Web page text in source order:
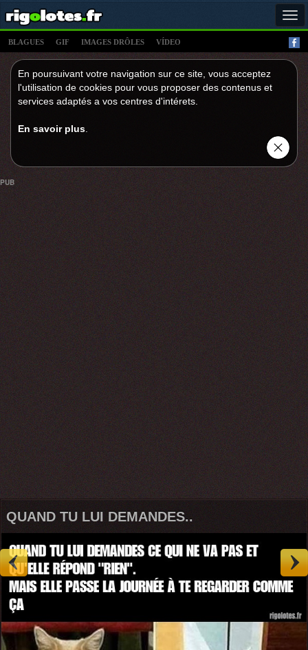
BLAGUES GIF IMAGES DRÔLES VÍDEO
En poursuivant votre navigation sur ce site, vous acceptez
l'utilisation de cookies pour vous proposer des contenus et
services adaptés a vos centres d'intérets.
En savoir plus
PUB
QUAND TU LUI DEMANDES..